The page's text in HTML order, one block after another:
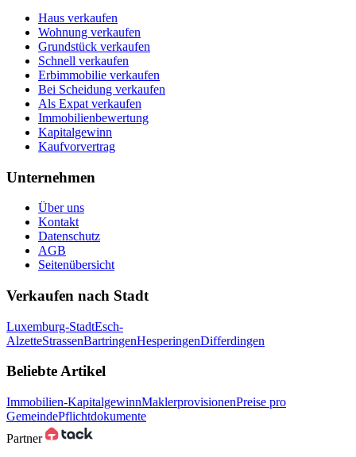
Haus verkaufen
Wohnung verkaufen
Grundstück verkaufen
Schnell verkaufen
Erbimmobilie verkaufen
Bei Scheidung verkaufen
Als Expat verkaufen
Immobilienbewertung
Kapitalgewinn
Kaufvorvertrag
Unternehmen
Über uns
Kontakt
Datenschutz
AGB
Seitenübersicht
Verkaufen nach Stadt
Luxemburg-StadtEsch-
AlzetteStrassenBartringenHesperingenDifferdingen
Beliebte Artikel
Immobilien-KapitalgewinnMaklerprovisionenPreise pro
GemeindePflichtdokumente
Partner